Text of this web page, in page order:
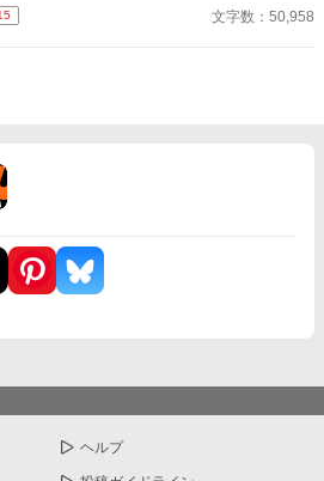
そ、言葉にする。 「好きだ
文字数：50,958
ヘルプ